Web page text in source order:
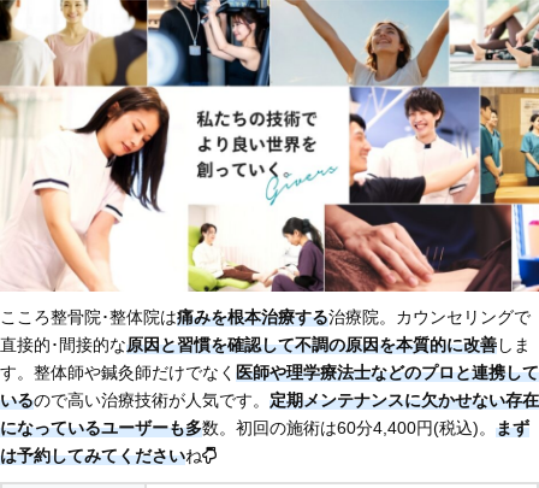
こころ整骨院･整体院は痛みを根本治療する治療院。カウンセリングで
直接的･間接的な原因と習慣を確認して不調の原因を本質的に改善しま
す。整体師や鍼灸師だけでなく 医師や理学療法士などのプロと連携して
いるので高い治療技術が人気です。 定期メンテナンスに欠かせない存在
になっているユーザーも多数。初回の施術は60分4,400円(税込)。 まず
は予約してみてくださいね